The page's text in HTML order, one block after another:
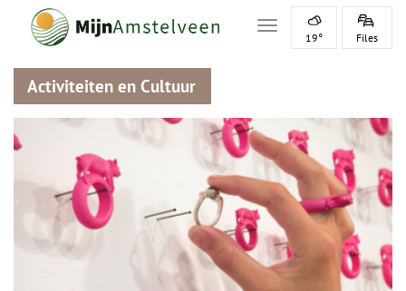
Toggle navigation
19° Files
Activiteiten en Cultuur